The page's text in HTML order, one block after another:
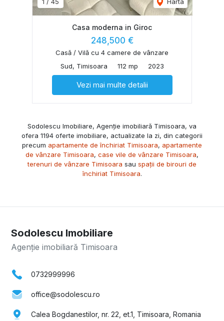
Casa moderna in Giroc
248,500 €
Casă / Vilă cu 4 camere de vânzare
Sud, Timisoara
112 mp 2023
Vezi mai multe detalii
Sodolescu Imobiliare, Agenție imobiliară Timisoara, va
ofera 1194 oferte imobiliare, actualizate la zi, din categorii
precum apartamente de închiriat Timisoara, apartamente
de vânzare Timisoara, case vile de vânzare Timisoara,
terenuri de vânzare Timisoara sau spații de birouri de
închiriat Timisoara.
Sodolescu Imobiliare
Agenție imobiliară Timisoara
0732999996
office@sodolescu.ro
Calea Bogdanestilor, nr. 22, et.1, Timisoara, Romania